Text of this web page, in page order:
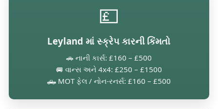
💷
Leyland માં સ્ક્રેપ કારની કિંમતો
🚗 નાની કાર્સ: £160 – £500
🚐 વાન્સ અને 4x4: £250 – £1500
🛻 MOT ફેલ / નોન-રનર્સ: £160 – £500